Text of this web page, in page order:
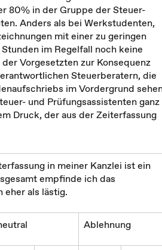
80% in der Gruppe der Steuer-
Anders als bei Werkstudenten,
mit einer zu geringen
im Regelfall noch keine
Vorgesetzten zur Konsequenz
Steuerberatern, die
im Vordergrund
und Prüfungsassistenten ganz
Druck, der aus der Zeiterfassung
in meiner Kanzlei ist ein
empfinde ich das
eher als lästig.
Ablehnung